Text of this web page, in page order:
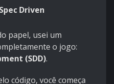
Driven
papel, usei um
o jogo:
(SDD).
código, você começa